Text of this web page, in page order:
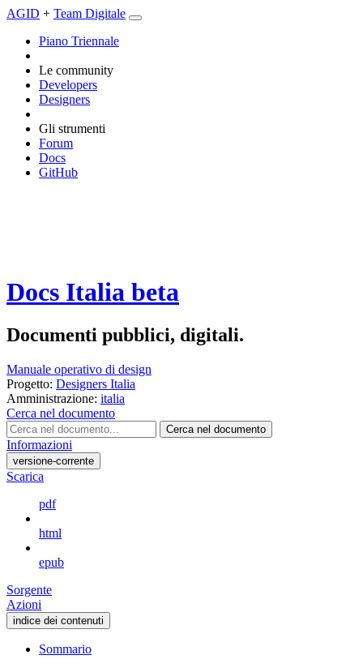
AGID + Team Digitale
Piano Triennale
Le community
Developers
Designers
Gli strumenti
Forum
Docs
GitHub
Docs Italia beta
Documenti pubblici, digitali.
Manuale operativo di design
Progetto: Designers Italia
Amministrazione: italia
Cerca nel documento
Cerca nel documento
Informazioni
versione-corrente
Scarica
pdf
html
epub
Sorgente
Azioni
indice dei contenuti
Sommario